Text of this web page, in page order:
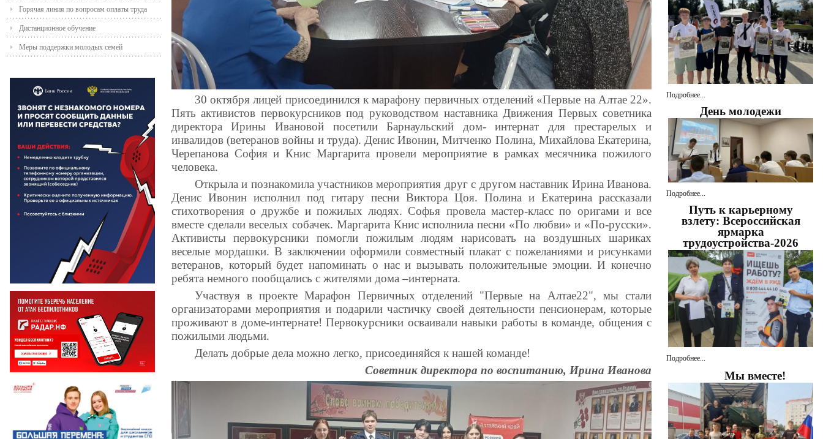
Горячая линия по вопросам оплаты труда
Дистанционное обучение
Меры поддержки молодых семей
30 октября лицей присоединился к марафону первичных отделений «Первые на Алтае 22».
Пять активистов первокурсников под руководством наставника Движения Первых советника
директора Ирины Ивановой посетили Барнаульский дом- интернат для престарелых и
инвалидов (ветеранов войны и труда). Денис Ивонин, Митченко Полина, Михайлова Екатерина,
Черепанова София и Книс Маргарита провели мероприятие в рамках месячника пожилого
человека.
Открыла и познакомила участников мероприятия друг с другом наставник Ирина Иванова.
Денис Ивонин исполнил под гитару песни Виктора Цоя. Полина и Екатерина рассказали
стихотворения о дружбе и пожилых людях. Софья провела мастер-класс по оригами и все
вместе сделали веселых собачек. Маргарита Книс исполнила песни «По любви» и «По-русски».
Активисты первокурсники помогли пожилым людям нарисовать на воздушных шариках
веселые мордашки. В заключении оформили совместный плакат с пожеланиями и рисунками
ветеранов, который будет напоминать о нас и вызывать положительные эмоции. И конечно
ребята немного пообщались с жителями дома –интерната.
Участвуя в проекте Марафон Первичных отделений "Первые на Алтае22", мы стали
организаторами мероприятия и подарили частичку своей деятельности пенсионерам, которые
проживают в доме-интернате! Первокурсники осваивали навыки работы в команде, общения с
пожилыми людьми.
Делать добрые дела можно легко, присоединяйся к нашей команде!
Советник директора по воспитанию, Ирина Иванова
Подробнее...
День молодежи
Подробнее...
Путь к карьерному
взлету: Всероссийская
ярмарка
трудоустройства-2026
Подробнее...
Мы вместе!